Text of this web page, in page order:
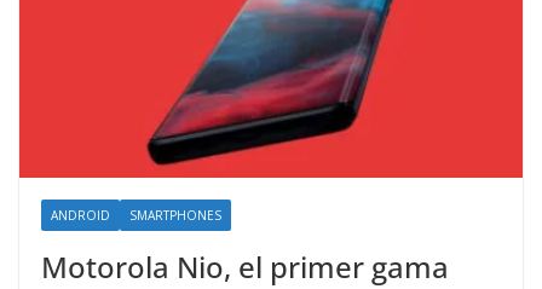
ANDROID SMARTPHONES
Motorola Nio, el primer gama